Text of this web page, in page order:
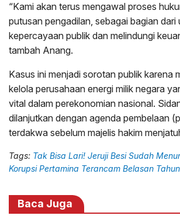
“Kami akan terus mengawal proses
putusan pengadilan, sebagai bagian dari
kepercayaan publik dan melindungi
tambah Anang.
Kasus ini menjadi sorotan publik karena
kelola perusahaan energi milik negara
vital dalam perekonomian nasional.
dilanjutkan dengan agenda pembelaan
terdakwa sebelum majelis hakim
Tags: Tak Bisa Lari! Jeruji Besi Sudah
Korupsi Pertamina Terancam Belasan
Baca Juga